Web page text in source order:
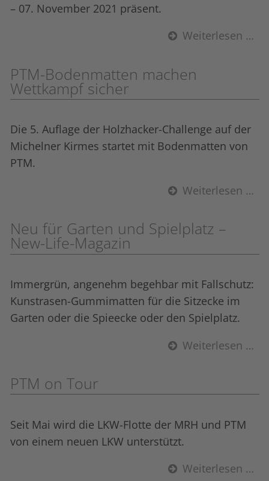
– 07. November 2021 präsent.
Weiterlesen …
PTM-Bodenmatten machen
Wettkampf sicher
Die 5. Auflage der Holzhacker-Challenge auf der
Michelner Kirmes startet mit Bodenmatten von
PTM.
Weiterlesen …
Neu für Garten und Spielplatz –
New-Life-Magazin
Immergrün, angenehm begehbar mit Fallschutz:
Kunstrasen-Gummi­matten für die Sitzecke im
Garten oder die Spieecke oder den Spielplatz.
Weiterlesen …
PTM on Tour
Seit Mai wird die LKW-Flotte der MRH und PTM
von einem neuen LKW unterstützt.
Weiterlesen …